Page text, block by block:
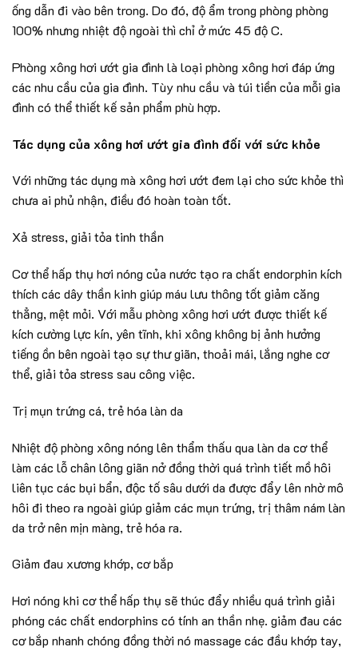
ống dẫn đi vào bên trong. Do đó, độ ẩm trong phòng phòng
100% nhưng nhiệt độ ngoài thì chỉ ở mức 45 độ C.
Phòng xông hơi ướt gia đình là loại phòng xông hơi đáp ứng
các nhu cầu của gia đình. Tùy nhu cầu và túi tiền của mỗi gia
đình có thể thiết kế sản phẩm phù hợp.
Tác dụng của xông hơi ướt gia đình đối với sức khỏe
Với những tác dụng mà xông hơi ướt đem lại cho sức khỏe thì
chưa ai phủ nhận, điều đó hoàn toàn tốt.
Xả stress, giải tỏa tinh thần
Cơ thể hấp thụ hơi nóng của nước tạo ra chất endorphin kích
thích các dây thần kinh giúp máu lưu thông tốt giảm căng
thẳng, mệt mỏi. Với mẫu phòng xông hơi ướt được thiết kế
kích cường lực kín, yên tĩnh, khi xông không bị ảnh hưởng
tiếng ồn bên ngoài tạo sự thư giãn, thoải mái, lắng nghe cơ
thể, giải tỏa stress sau công việc.
Trị mụn trứng cá, trẻ hóa làn da
Nhiệt độ phòng xông nóng lên thẩm thấu qua làn da cơ thể
làm các lỗ chân lông giãn nở đồng thời quá trình tiết mồ hôi
liên tục các bụi bẩn, độc tố sâu dưới da được đẩy lên nhờ mô
hôi đi theo ra ngoài giúp giảm các mụn trứng, trị thâm nám làn
da trở nên mịn màng, trẻ hóa ra.
Giảm đau xương khớp, cơ bắp
Hơi nóng khi cơ thể hấp thụ sẽ thúc đẩy nhiều quá trình giải
phóng các chất endorphins có tính an thần nhẹ. giảm đau các
cơ bắp nhanh chóng đồng thời nó massage các đầu khớp tay,